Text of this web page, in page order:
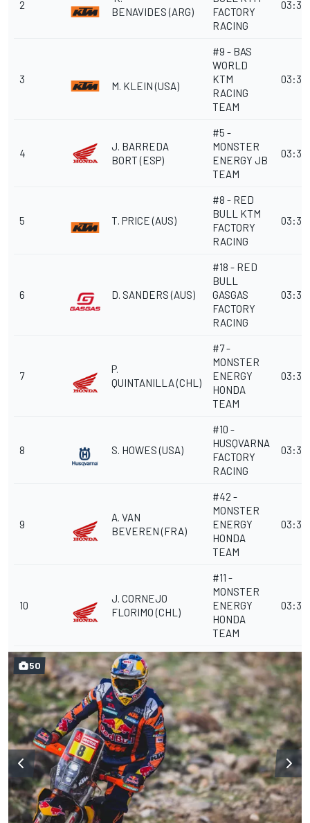
2
BENAVIDES(ARG)
FACTORY
RACING
3
M. KLEIN(USA)
#9 - BAS
WORLD
KTM
RACING
TEAM
4
J. BARREDA
BORT(ESP)
#5 -
MONSTER
ENERGY JB
TEAM
5 T. PRICE(AUS)
#8 - RED
BULL KTM
FACTORY
RACING
6 D. SANDERS(AUS)
#18 - RED
BULL
GASGAS
FACTORY
RACING
7
P.
QUINTANILLA(CHL)
#7 -
MONSTER
ENERGY
HONDA
TEAM
8 S. HOWES(USA)
#10 -
HUSQVARNA
FACTORY
RACING
9
A. VAN
BEVEREN(FRA)
#42 -
MONSTER
ENERGY
HONDA
TEAM
10
J. CORNEJO
FLORIMO(CHL)
#11 -
MONSTER
ENERGY
HONDA
TEAM
50